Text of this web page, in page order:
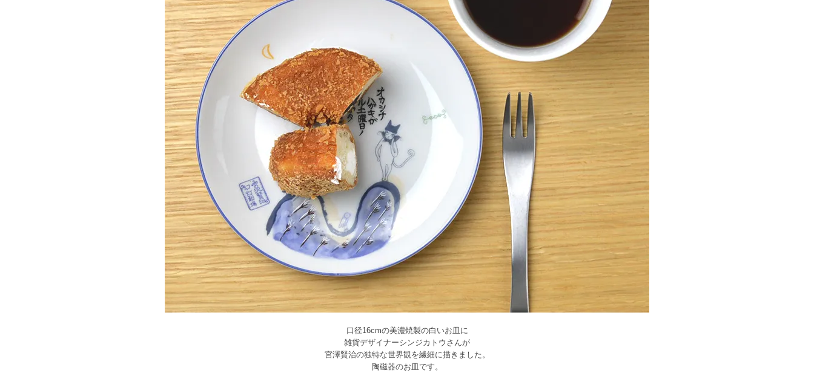
口径16cmの美濃焼製の白いお皿に
雑貨デザイナーシンジカトウさんが
宮澤賢治の独特な世界観を繊細に描きました。
陶磁器のお皿です。